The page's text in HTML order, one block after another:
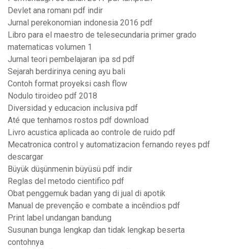
Devlet ana romanı pdf indir
Jurnal perekonomian indonesia 2016 pdf
Libro para el maestro de telesecundaria primer grado
matematicas volumen 1
Jurnal teori pembelajaran ipa sd pdf
Sejarah berdirinya cening ayu bali
Contoh format proyeksi cash flow
Nodulo tiroideo pdf 2018
Diversidad y educacion inclusiva pdf
Até que tenhamos rostos pdf download
Livro acustica aplicada ao controle de ruido pdf
Mecatronica control y automatizacion fernando reyes pdf
descargar
Büyük düşünmenin büyüsü pdf indir
Reglas del metodo cientifico pdf
Obat penggemuk badan yang di jual di apotik
Manual de prevenção e combate a incêndios pdf
Print label undangan bandung
Susunan bunga lengkap dan tidak lengkap beserta
contohnya